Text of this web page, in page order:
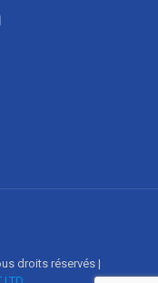
droits réservés |